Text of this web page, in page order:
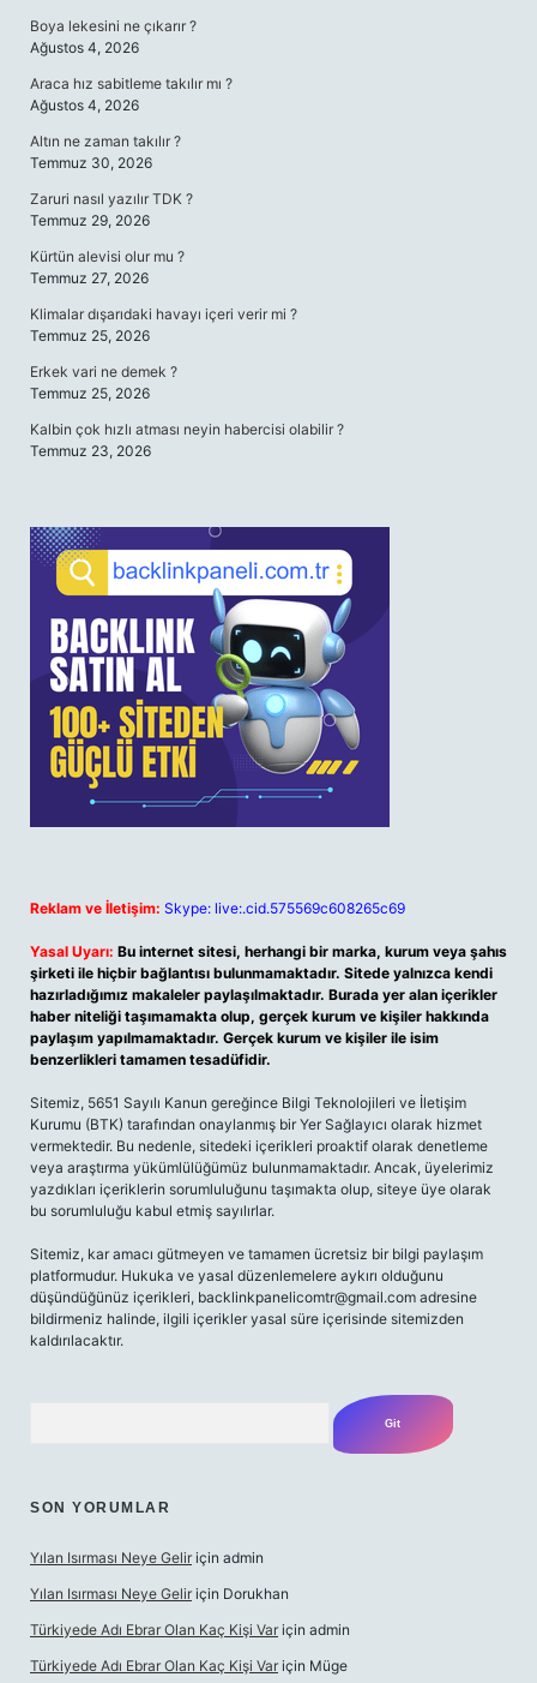
Boya lekesini ne çıkarır ?
Ağustos 4, 2026
Araca hız sabitleme takılır mı ?
Ağustos 4, 2026
Altın ne zaman takılır ?
Temmuz 30, 2026
Zaruri nasıl yazılır TDK ?
Temmuz 29, 2026
Kürtün alevisi olur mu ?
Temmuz 27, 2026
Klimalar dışarıdaki havayı içeri verir mi ?
Temmuz 25, 2026
Erkek vari ne demek ?
Temmuz 25, 2026
Kalbin çok hızlı atması neyin habercisi olabilir ?
Temmuz 23, 2026
Reklam ve İletişim: Skype: live:.cid.575569c608265c69
Yasal Uyarı: Bu internet sitesi, herhangi bir marka, kurum veya şahıs
şirketi ile hiçbir bağlantısı bulunmamaktadır. Sitede yalnızca kendi
hazırladığımız makaleler paylaşılmaktadır. Burada yer alan içerikler
haber niteliği taşımamakta olup, gerçek kurum ve kişiler hakkında
paylaşım yapılmamaktadır. Gerçek kurum ve kişiler ile isim
benzerlikleri tamamen tesadüfidir.
Sitemiz, 5651 Sayılı Kanun gereğince Bilgi Teknolojileri ve İletişim
Kurumu (BTK) tarafından onaylanmış bir Yer Sağlayıcı olarak hizmet
vermektedir. Bu nedenle, sitedeki içerikleri proaktif olarak denetleme
veya araştırma yükümlülüğümüz bulunmamaktadır. Ancak, üyelerimiz
yazdıkları içeriklerin sorumluluğunu taşımakta olup, siteye üye olarak
bu sorumluluğu kabul etmiş sayılırlar.
Sitemiz, kar amacı gütmeyen ve tamamen ücretsiz bir bilgi paylaşım
platformudur. Hukuka ve yasal düzenlemelere aykırı olduğunu
düşündüğünüz içerikleri, backlinkpanelicomtr@gmail.com adresine
bildirmeniz halinde, ilgili içerikler yasal süre içerisinde sitemizden
kaldırılacaktır.
SON YORUMLAR
Yılan Isırması Neye Gelir için admin
Yılan Isırması Neye Gelir için Dorukhan
Türkiyede Adı Ebrar Olan Kaç Kişi Var için admin
Türkiyede Adı Ebrar Olan Kaç Kişi Var için Müge